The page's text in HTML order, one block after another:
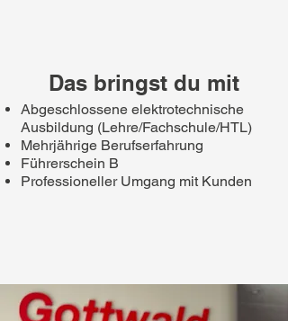
Das bringst du mit
Abgeschlossene elektrotechnische
Ausbildung (Lehre/Fachschule/HTL)
Mehrjährige Berufserfahrung
Führerschein B
Professioneller Umgang mit Kunden